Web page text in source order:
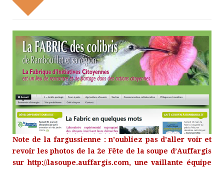
Note de la fargussienne : n’oubliez pas d’aller voir et
revoir les photos de la 2e Fête de la soupe d’Auffargis
surhttp://lasoupe.auffargis.com, une vaillante équipe